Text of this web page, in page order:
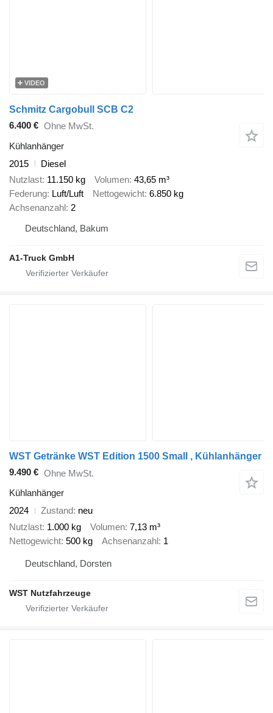
VIDEO
Schmitz Cargobull SCB C2
6.400 € Ohne MwSt.
Kühlanhänger
2015
Diesel
Nutzlast 11.150 kg Volumen 43,65 m³
Federung Luft/Luft Nettogewicht 6.850 kg
Achsenanzahl 2
Deutschland, Bakum
A1-Truck GmbH
WST Getränke WST Edition 1500 Small , Kühlanhänger
9.490 € Ohne MwSt.
Kühlanhänger
2024
Zustand neu
Nutzlast 1.000 kg Volumen 7,13 m³
Nettogewicht 500 kg Achsenanzahl 1
Deutschland, Dorsten
WST Nutzfahrzeuge